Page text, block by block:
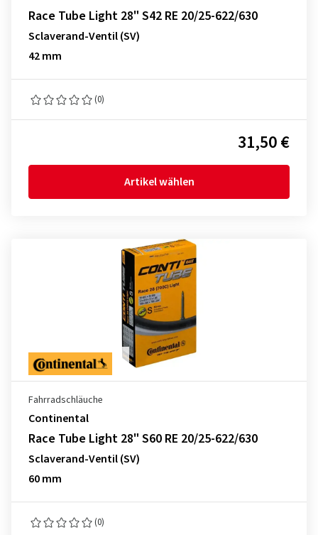
Race Tube Light 28" S42 RE 20/25-622/630
Sclaverand-Ventil (SV)
42 mm
(0)
31,50 €
Artikel wählen
Fahrradschläuche
Continental
Race Tube Light 28" S60 RE 20/25-622/630
Sclaverand-Ventil (SV)
60 mm
(0)